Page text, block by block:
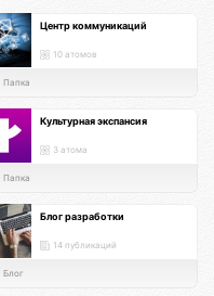
Центр коммуникаций
10 атомов
Папка
Культурная экспансия
3 атома
Папка
Блог разработки
14 публикаций
Блог